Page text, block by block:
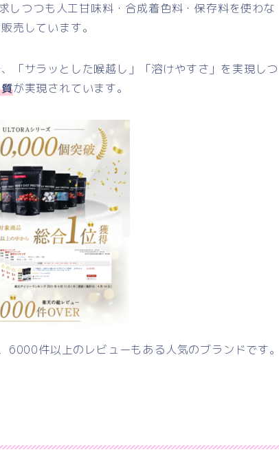
しつつも人工甘味料・合成着色料・保存料を使わな
売しています。
「サラッとした喉越し」「溶けやすさ」を実現しつ
が実現されています。
件以上のレビューもある人気のブランドです。